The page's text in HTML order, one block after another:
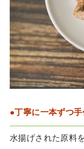
●丁寧に一本ずつ手
水揚げされた原料